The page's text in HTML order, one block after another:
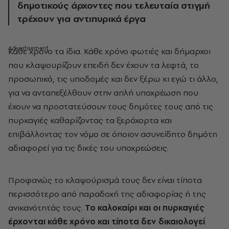
δημοτικούς άρχοντες που τελευταία στιγμή
τρέχουν για αντιπυρικά έργα
Κάθε χρόνο τα ίδια. Κάθε χρόνο φωτιές και δήμαρχοι
που κλαψουρίζουν επειδή δεν έχουν τα λεφτά, το
προσωπικό, τις υποδομές και δεν ξέρω κι εγώ τι άλλο,
για να ανταπεξέλθουν στην απλή υποχρέωση που
έχουν να προστατεύσουν τους δημότες τους από τις
πυρκαγιές καθαρίζοντας τα ξερόχορτα και
επιβάλλοντας τον νόμο σε όποιον ασυνείδητο δημότη
αδιαφορεί για τις δικές του υποχρεώσεις.
Προφανώς το κλαψούρισμά τους δεν είναι τίποτα
περισσότερο από παραδοχή της αδιαφορίας ή της
ανικανότητάς τους. Το καλοκαίρι και οι πυρκαγιές
έρχονται κάθε χρόνο και τίποτα δεν δικαιολογεί